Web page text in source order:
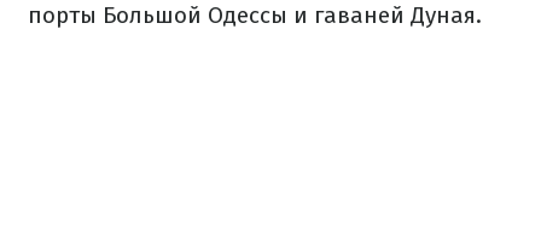
порты Большой Одессы и гаваней Дуная.